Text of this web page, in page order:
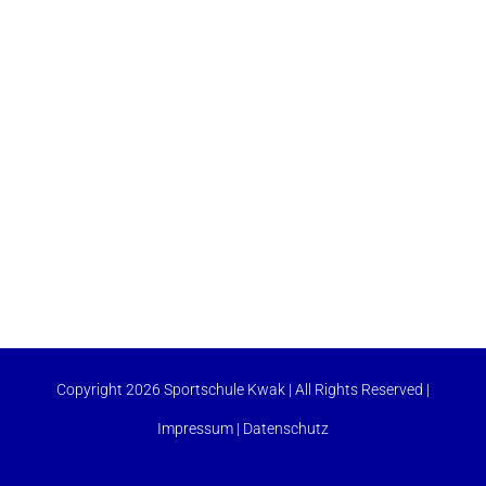
Copyright 2026 Sportschule Kwak | All Rights Reserved |
Impressum | Datenschutz